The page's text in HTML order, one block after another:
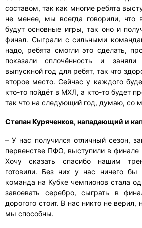
составом, так как многие ребята
не менее, мы всегда говорили, что
будут основные игры, так оно и
финал. Сыграли с сильными
надо, ребята смогли это сделать,
показали сплочённость и
выпускной год для ребят, так что
второе место. Сейчас у каждого
кто-то пойдёт в МХЛ, а кто-то будет
так что на следующий год, думаю, со
Степан Куряченков, нападающий и
– У нас получился отличный сезон,
первенстве ПФО, выступили в финале
Хочу сказать спасибо нашим
готовили. Без них у нас ничего бы
команда на Кубке чемпионов стала
завоевать серебро, сыграть в
дорогого стоит. В нас никто не
мы способны.